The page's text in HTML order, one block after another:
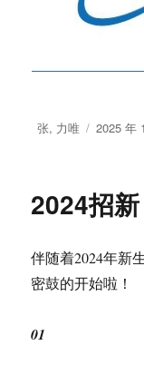
作
张, 力唯
发
2025 年
2024招新
伴随着2024年新
密鼓的开始啦！
01